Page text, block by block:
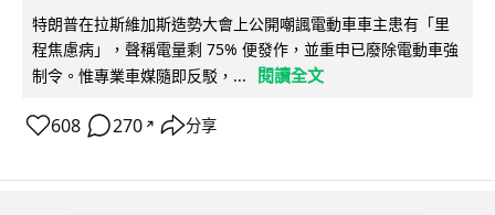
特朗普在拉斯維加斯造勢大會上公開嘲諷電動車車主患有「里
程焦慮病」，聲稱電量剩 75% 便發作，並重申已廢除電動車強
制令。惟專業車媒隨即反駁，...
閱讀全文
608 270 ↗ 分享